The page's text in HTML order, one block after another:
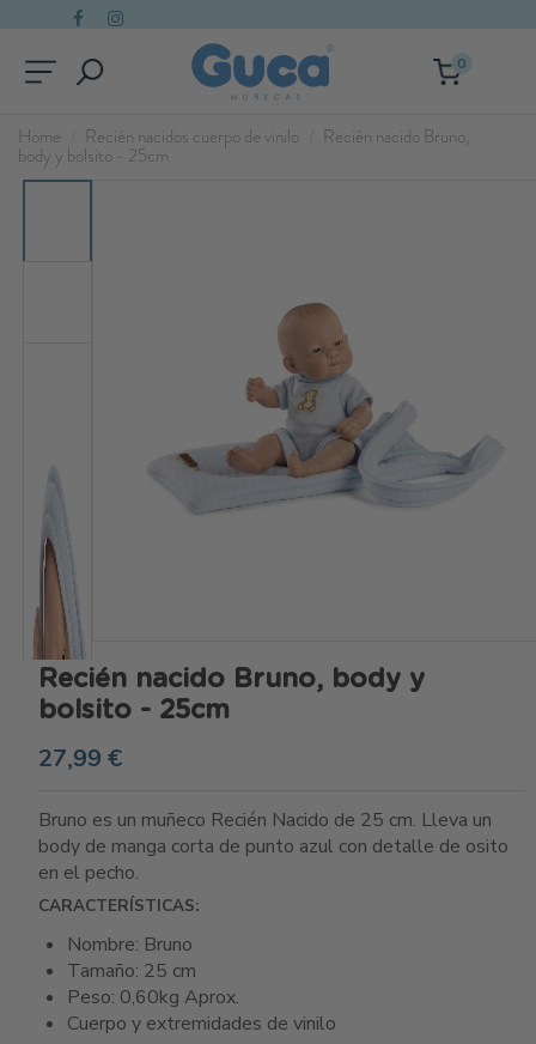
0
Home Recién nacidos cuerpo de vinilo Recién nacido Bruno,
body y bolsito - 25cm
Recién nacido Bruno, body y
bolsito - 25cm
27,99 €
Bruno es un muñeco Recién Nacido de 25 cm. Lleva un
body de manga corta de punto azul con detalle de osito
en el pecho.
CARACTERÍSTICAS:
Nombre: Bruno
Tamaño: 25 cm
Peso: 0,60kg Aprox.
Cuerpo y extremidades de vinilo